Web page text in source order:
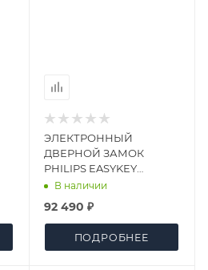
ЭЛЕКТРОННЫЙ
ДВЕРНОЙ ЗАМОК
PHILIPS EASYKEY
DDL709-FVP-7HWS
В наличии
92 490 ₽
ПОДРОБНЕЕ